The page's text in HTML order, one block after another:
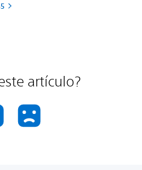
artículo?